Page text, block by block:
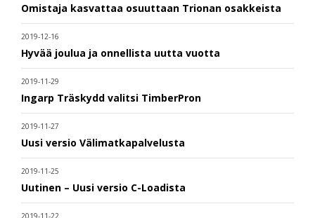
Omistaja kasvattaa osuuttaan Trionan osakkeista
2019-12-16
Hyvää joulua ja onnellista uutta vuotta
2019-11-29
Ingarp Träskydd valitsi TimberPron
2019-11-27
Uusi versio Välimatkapalvelusta
2019-11-25
Uutinen – Uusi versio C-Loadista
2019-11-22